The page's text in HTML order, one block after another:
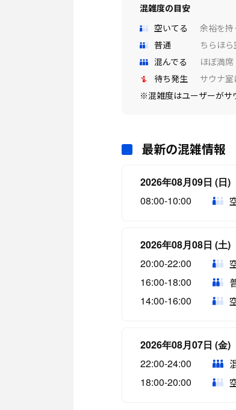
混雑度の目安
空いてる
余裕を持
普通
ちらほら
混んでる
ほぼ満席
待ち発生
サウナ
※混雑度はユーザーがサ
最新の混雑情報
2026年08月09日 (日)
08:00-10:00
2026年08月08日 (土)
20:00-22:00
16:00-18:00
14:00-16:00
2026年08月07日 (金)
22:00-24:00
18:00-20:00